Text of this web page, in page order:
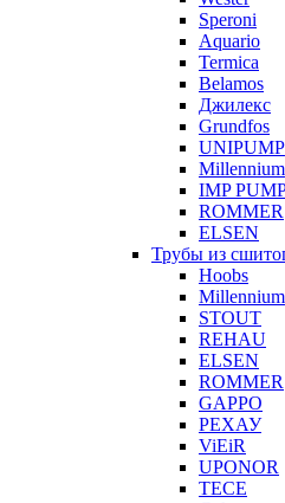
Speroni
Aquario
Termica
Belamos
Джилекс
Grundfos
UNIPUMP
Millennium
IMP
ROMMER
ELSEN
Трубы из
Hoobs
Millennium
STOUT
REHAU
ELSEN
ROMMER
GAPPO
РЕХАУ
ViEiR
UPONOR
TECE